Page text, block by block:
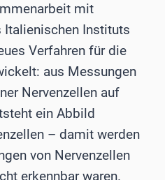
mit
Instituts
Verfahren für die
aus Messungen
Nervenzellen auf
ein Abbild
– damit werden
von Nervenzellen
erkennbar waren.